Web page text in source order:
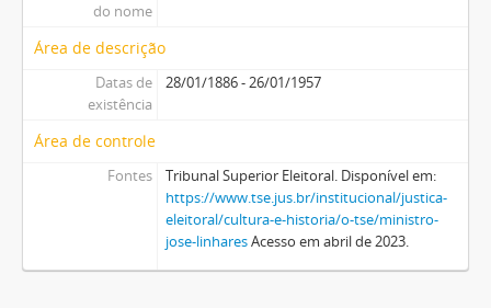
do nome
Área de descrição
Datas de
existência
28/01/1886 - 26/01/1957
Área de controle
Fontes
Tribunal Superior Eleitoral. Disponível em:
https://www.tse.jus.br/institucional/justica-
eleitoral/cultura-e-historia/o-tse/ministro-
jose-linharesAcesso em abril de 2023.